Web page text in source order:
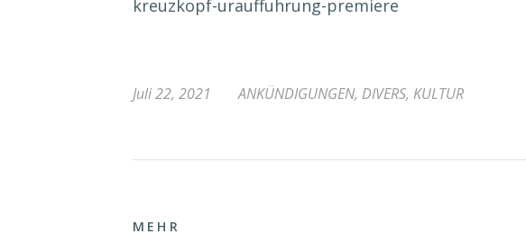
kreuzkopf-urauffuhrung-premiere
Juli 22, 2021 ANKÜNDIGUNGEN, DIVERS, KULTUR
MEHR